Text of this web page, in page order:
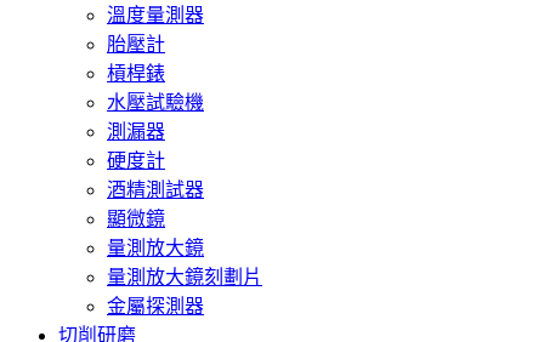
溫度量測器
胎壓計
槓桿錶
水壓試驗機
測漏器
硬度計
酒精測試器
顯微鏡
量測放大鏡
量測放大鏡刻劃片
金屬探測器
切削研磨